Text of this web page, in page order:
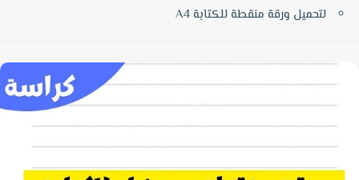
لتحميل ورقة منقطة للكتابة A4